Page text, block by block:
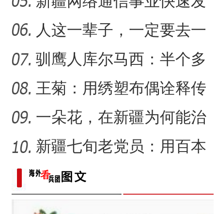
【与你为邻】西班牙机械师
新疆杂话剧《兵团人家2》
展 拉近世界与新疆距离
人这一辈子，一定要去一
趟新星市！
驯鹰人库尔马西：半个多
世纪的传统文化守望
王菊：用绣塑布偶诠释传
统符号与技艺
一朵花，在新疆为何能治
沙又致富？
新疆七旬老党员：用百本
日记记录村子半个多世纪
变